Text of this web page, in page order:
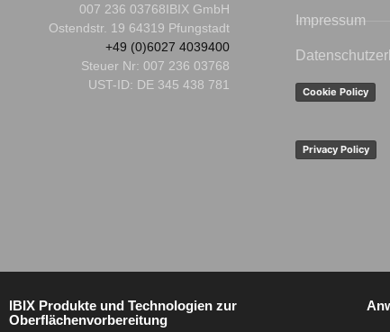
007 236 03768IBIX GmbH
Ostendstr. 19 64319 Pfungstadt
+49 (0)6027 4039400
Steuer Nr: 007 236 03768
UST-ID: DE 345 438 781
Impressum
Cookie Policy
Privacy Policy
IBIX Produkte und Technologien zur
Oberflächenvorbereitung